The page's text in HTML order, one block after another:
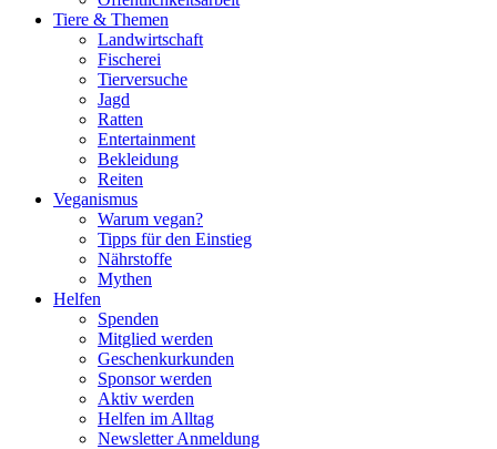
Tiere & Themen
Landwirtschaft
Fischerei
Tierversuche
Jagd
Ratten
Entertainment
Bekleidung
Reiten
Veganismus
Warum vegan?
Tipps für den Einstieg
Nährstoffe
Mythen
Helfen
Spenden
Mitglied werden
Geschenkurkunden
Sponsor werden
Aktiv werden
Helfen im Alltag
Newsletter Anmeldung